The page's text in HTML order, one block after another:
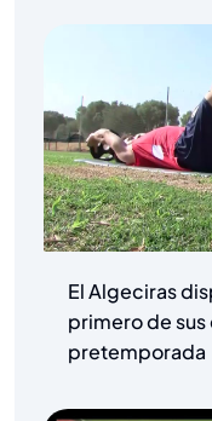
El Algeciras
primero de
pretemporada